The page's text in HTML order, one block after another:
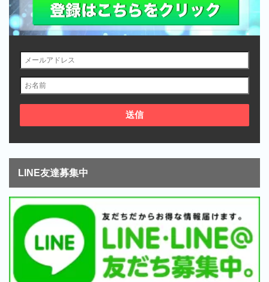
LINE友達募集中